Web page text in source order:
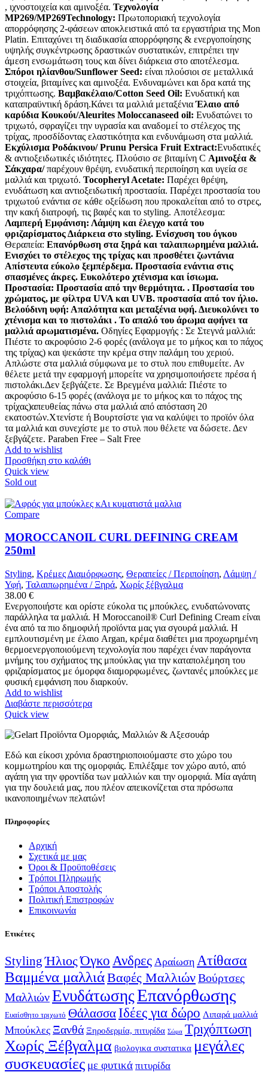
, ιχνοστοιχεία και αμινοξέα. Τεχνολογία
MP269/MP269Technology: Πρωτοποριακή τεχνολογία
απορρόφησης 2-φάσεων αποκλειστικά από τα εργαστήρια της Mon
Platin. Επιταχύνει τη διαδικασία απορρόφησης & ενεργοποίησης
υψηλής συγκέντρωσης δραστικών συστατικών, επιτρέπει την
άμεση ενσωμάτωση τους και δίνει διάρκεια στο αποτέλεσμα.
Σπόροι ηλίανθου/Sunflower Seed: είναι πλούσιοι σε μεταλλικά
στοιχεία, βιταμίνες και αμινοξέα. Ενδυναμώνει και δρα κατά της
τριχόπτωσης. Βαμβακέλαιο/Cotton Seed Oil: Ενυδατική και
καταπραϋντική δράση.Κάνει τα μαλλιά μεταξένιαΈλαιο από
καρύδια Κουκούι/Aleurites Moloccanaseed oil: Ενυδατώνει το
τριχωτό, σφραγίζει την υγρασία και αναδομεί το στέλεχος της
τρίχας, προσδίδοντας ελαστικότητα και ενδυνάμωση στα μαλλιά.
Εκχύλισμα Ροδάκινου/ Prunu Persica Fruit Extract:Ενυδατικές
& αντιοξειδωτικές ιδιότητες. Πλούσιο σε βιταμίνη C Αμινοξέα &
Σάκχαρα/παρέχουν θρέψη, ενυδατική περιποίηση και υγεία σε
μαλλιά και τριχωτό. Tocopheryl Acetate: Παρέχει θρέψη,
ενυδάτωση και αντιοξειδωτική προστασία. Παρέχει προστασία του
τριχωτού ενάντια σε κάθε οξείδωση που προκαλείται από το στρες,
την κακή διατροφή, τις βαφές και το styling. Αποτέλεσμα:
Λαμπερή Εμφάνιση: Λάμψη και έλεγχο κατά του
φριζαρίσματος Διάρκεια στο styling. Ενίσχυση του όγκου
Θεραπεία: Επανόρθωση στα ξηρά και ταλαιπωρημένα μαλλιά.
Ενισχύει το στέλεχος της τρίχας και προσθέτει ζωντάνια
Απίστευτα εύκολο ξεμπέρδεμα. Προστασία ενάντια στις
σπασμένες άκρες. Ευκολότερο χτένισμα και ίσιωμα.
Προστασία: Προστασία από την θερμότητα. . Προστασία του
χρώματος, με φίλτρα UVA και UVB. προστασία από τον ήλιο.
Βελούδινη υφή: Απαλότητα και μεταξένια υφή. Διευκολύνει το
χτένισμα και το πιστολάκι . Το απαλό του άρωμα αφήνει τα
μαλλιά αρωματισμένα. Οδηγίες Εφαρμογής : Σε Στεγνά μαλλιά:
Πιέστε το ακροφύσιο 2-6 φορές (ανάλογα με το μήκος και το πάχος
της τρίχας) και ψεκάστε την κρέμα στην παλάμη του χεριού.
Απλώστε στα μαλλιά σύμφωνα με το στυλ που επιθυμείτε. Αν
θέλετε μετά την εφαρμογή μπορείτε να χρησιμοποιήσετε πρέσα ή
πιστολάκι.Δεν ξεβγάζετε. Σε Βρεγμένα μαλλιά: Πιέστε το
ακροφύσιο 6-15 φορές (ανάλογα με το μήκος και το πάχος της
τρίχας)απευθείας πάνω στα μαλλιά από απόσταση 20
εκατοστών.Χτενίστε ή Βουρτσίστε για να καλύψει το προϊόν όλα
τα μαλλιά και συνεχίστε με το στυλ που θέλετε να δώσετε. Δεν
ξεβγάζετε. Paraben Free – Salt Free
Add to wishlist
Προσθήκη στο καλάθι
Quick view
Sold out
Compare
MOROCCANOIL CURL DEFINING CREAM
250ml
Styling, Κρέμες Διαμόρφωσης, Θεραπείες / Περιποίηση, Λάμψη /
Υφή, Ταλαιπωρημένα / Ξηρά, Χωρίς ξέβγαλμα
38.00 €
Ενεργοποιήστε και ορίστε εύκολα τις μπούκλες, ενυδατώνονατς
παράλληλα τα μαλλιά. Η Moroccanoil® Curl Defining Cream είναι
ένα από τα πιο δημοφιλή προϊόντα μας για σγουρά μαλλιά. Η
εμπλουτισμένη με έλαιο Argan, κρέμα διαθέτει μια προχωρημένη
θερμοενεργοποιούμενη τεχνολογία που παρέχει έναν παράγοντα
μνήμης του σχήματος της μπούκλας για την καταπολέμηση του
φριζαρίσματος με όμορφα διαμορφωμένες, ζωντανές μπούκλες με
φυσική εμφάνιση που διαρκούν.
Add to wishlist
Διαβάστε περισσότερα
Quick view
Εδώ και είκοσι χρόνια δραστηριοποιούμαστε στο χώρο του
κομμωτηρίου και της ομορφιάς. Επιλέξαμε τον χώρο αυτό, από
αγάπη για την φροντίδα των μαλλιών και την ομορφιά. Μία αγάπη
για την δουλειά μας, που πλέον απεικονίζεται στα πρόσωπα
ικανοποιημένων πελατών!
Πληροφορίες
Αρχική
Σχετικά με μας
Όροι & Προϋποθέσεις
Τρόποι Πληρωμής
Τρόποι Αποστολής
Πολιτική Επιστροφών
Επικοινωνία
Ετικέτες
Styling Ήλιος Όγκο Ανδρες Αραίωση Ατίθασα
Βαμμένα μαλλιάΒαφές ΜαλλιώνΒούρτσες
ΜαλλιώνΕνυδάτωσηςΕπανόρθωσης
Ευαίσθητο τριχωτό ΘάλασσαΙδέες για δώρο Λιπαρά μαλλιά
Μπούκλες Ξανθά Ξηροδερμία, πιτυρίδα Σώμα Τριχόπτωση
Χωρίς Ξέβγαλμα βιολογικα συστατικα μεγάλες
συσκευασίες με φυτικά πιτυρίδα